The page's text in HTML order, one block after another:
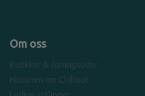
Om oss
Butikker & åpningstider
Historien om Chillout